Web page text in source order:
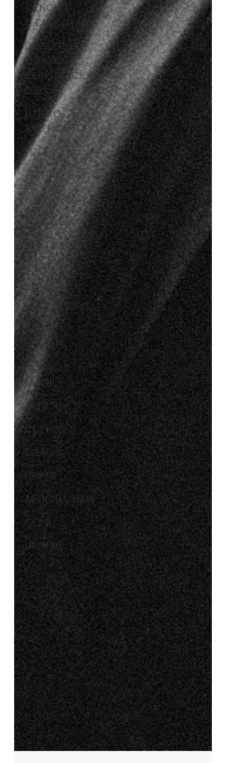
CIENCIA Y
TECNOLOGÍA
DOSSIER
CONSEJO
CONSTITUCIONAL
2023
FUTURO
ANTERIOR
PODCAST
TEATRO
PANORAMAS
ECOLOGÍA
FREUDIANOS
BARBARIE
VISUAL
HORÓSCOPO
ARTES
VISUALES
ENSAYO Y
ERROR
ART#36
CCF#36
E&E#36
UP#36
ARQUITECTURA
CCF2
UP2#36